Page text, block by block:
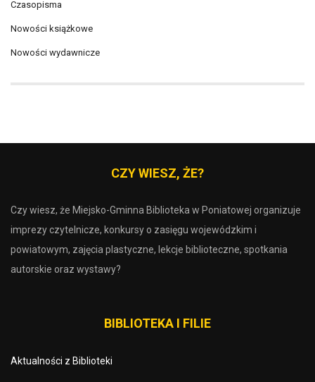
Czasopisma
Nowości książkowe
Nowości wydawnicze
CZY WIESZ, ŻE?
Czy wiesz, że Miejsko-Gminna Biblioteka w Poniatowej organizuje
imprezy czytelnicze, konkursy o zasięgu wojewódzkim i
powiatowym, zajęcia plastyczne, lekcje biblioteczne, spotkania
autorskie oraz wystawy?
BIBLIOTEKA I FILIE
Aktualności z Biblioteki